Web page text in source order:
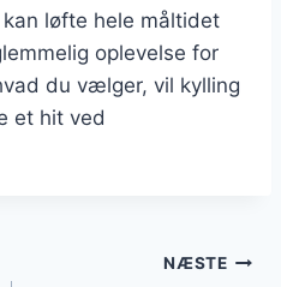
løfte hele måltidet
oplevelse for
du vælger, vil kylling
et hit ved
NÆSTE